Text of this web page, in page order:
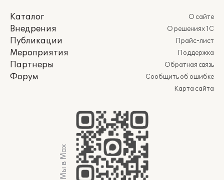
Каталог
Внедрения
Публикации
Мероприятия
Партнеры
Форум
О сайте
О решениях 1С
Прайс-лист
Поддержка
Обратная связь
Сообщить об ошибке
Карта сайта
Мы в Max